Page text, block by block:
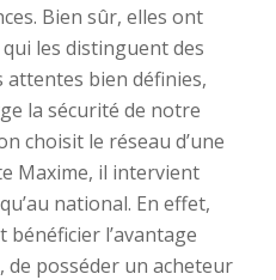
Bien sûr, elles ont
les distinguent des
attentes bien définies,
la sécurité de notre
choisit le réseau d’une
Maxime, il intervient
national. En effet,
bénéficier l’avantage
de posséder un acheteur